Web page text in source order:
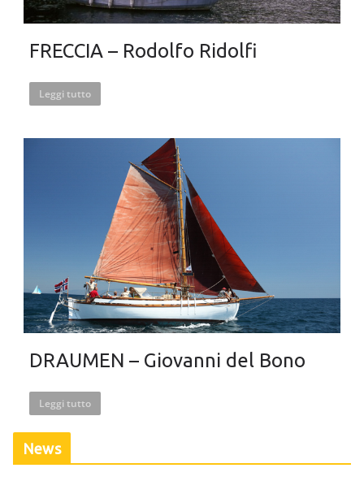
FRECCIA – Rodolfo Ridolfi
Leggi tutto
DRAUMEN – Giovanni del Bono
Leggi tutto
News